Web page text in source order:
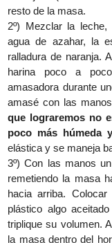
resto de la masa.
2º) Mezclar la leche,
agua de azahar, la
ralladura de naranja.
harina poco a
amasadora durante
amasé con las
que lograremos no
poco más húmeda
elástica y se maneja
3º) Con las manos
remetiendo la masa
hacia arriba.
plástico algo
triplique su volumen.
la masa dentro del